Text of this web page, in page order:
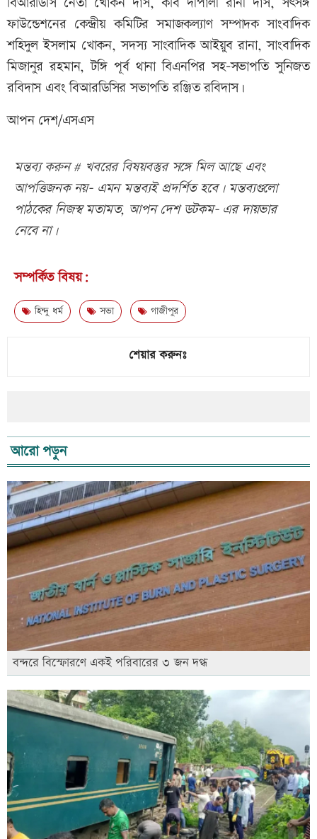
ফাউন্ডেশনের কেন্দ্রীয় কমিটির সমাজকল্যাণ সম্পাদক সাংবাদিক
শহিদুল ইসলাম খোকন, সদস্য সাংবাদিক আইয়ুব রানা, সাংবাদিক
মিজানুর রহমান, টঙ্গি পূর্ব থানা বিএনপির সহ-সভাপতি সুনিজত
রবিদাস এবং বিআরডিসির সভাপতি রঞ্জিত রবিদাস।
আপন দেশ/এসএস
মন্তব্য করুন # খবরের বিষয়বস্তুর সঙ্গে মিল আছে এবং
আপত্তিজনক নয়- এমন মন্তব্যই প্রদর্শিত হবে। মন্তব্যগুলো
পাঠকের নিজস্ব মতামত, আপন দেশ ডটকম- এর দায়ভার
নেবে না।
সম্পর্কিত বিষয়:
হিন্দু ধর্ম সভা গাজীপুর
শেয়ার করুনঃ
আরো পড়ুন
বন্দরে বিস্ফোরণে একই পরিবারের ৩ জন দগ্ধ